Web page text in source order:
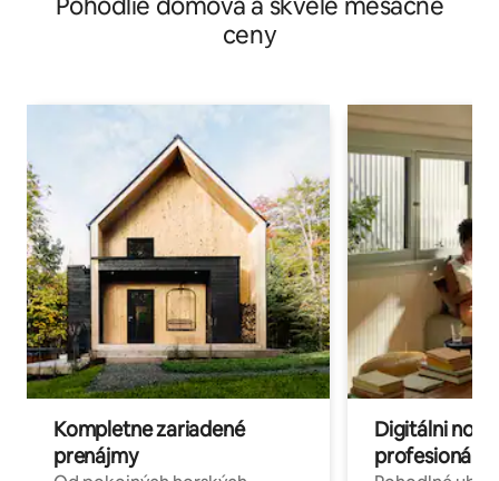
ceny
Kompletne zariadené
prenájmy
Digitálni
profesionáli